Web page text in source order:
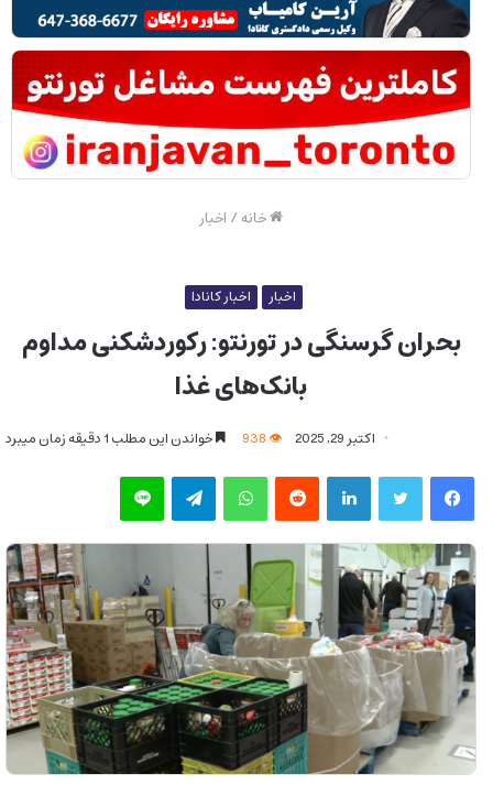
خانه/ اخبار
اخبار اخبار کانادا
بحران گرسنگی در تورنتو: رکوردشکنی مداوم
بانک‌های غذا
اکتبر 29, 2025 خواندن این مطلب 1 دقیقه زمان میبرد
فیس بوک توییتر لینکدین‫رددیت واتس آپ تلگرام لاین